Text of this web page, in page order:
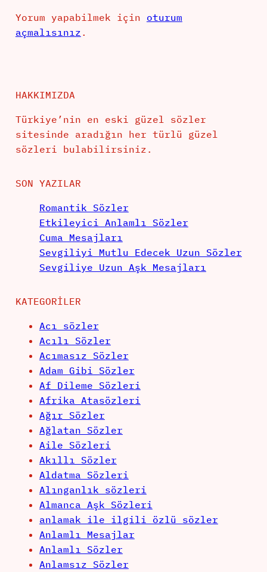
Yorum yapabilmek için oturum
açmalısınız .
HAKKIMIZDA
Türkiye’nin en eski güzel sözler
sitesinde aradığın her türlü güzel
sözleri bulabilirsiniz.
SON YAZILAR
Romantik Sözler
Etkileyici Anlamlı Sözler
Cuma Mesajları
Sevgiliyi Mutlu Edecek Uzun Sözler
Sevgiliye Uzun Aşk Mesajları
KATEGORILER
Acı sözler
Acılı Sözler
Acımasız Sözler
Adam Gibi Sözler
Af Dileme Sözleri
Afrika Atasözleri
Ağır Sözler
Ağlatan Sözler
Aile Sözleri
Akıllı Sözler
Aldatma Sözleri
Alınganlık sözleri
Almanca Aşk Sözleri
anlamak ile ilgili özlü sözler
Anlamlı Mesajlar
Anlamlı Sözler
Anlamsız Sözler